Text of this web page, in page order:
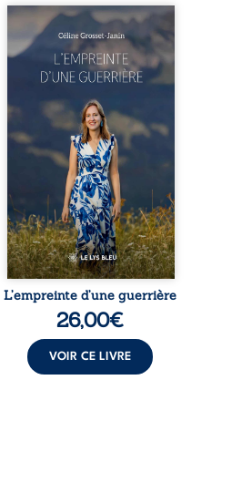
Que reste-t-il de l’enfance
lorsque la maladie impose ses
propres règles ? L’empreinte
d’une guerrière livre, sans
détour, le récit d’un quotidien
bouleversé par la maladie
chronique, l’errance médicale
et de longues hospitalisations.
L’auteure y raconte ce que les
dossiers médicaux taisent : la
peur, l’isolement, l’épuisement
et le sentiment de ne pas ...
L’empreinte d’une guerrière
26,00€
VOIR CE LIVRE